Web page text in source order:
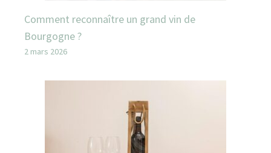
Comment reconnaître un grand vin de
Bourgogne ?
2 mars 2026